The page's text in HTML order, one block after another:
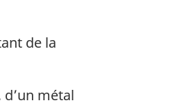
de la
métal